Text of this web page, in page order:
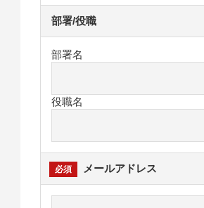
部署/役職
部署名
役職名
メールアドレス